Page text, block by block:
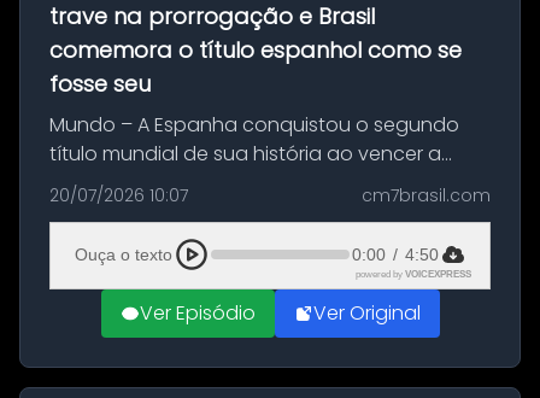
trave na prorrogação e Brasil
comemora o título espanhol como se
fosse seu
Mundo – A Espanha conquistou o segundo
título mundial de sua história ao vencer a
Argentina por 1 a 0, neste domingo (19), na
decisão da Copa do Mundo de 2026. Depois
de um duelo sem gols durante o te...
20/07/2026 10:07 cm7brasil.com
Ouça o texto 0:00 / 4:50
powered by VOICEXPRESS
Ver Episódio Ver Original